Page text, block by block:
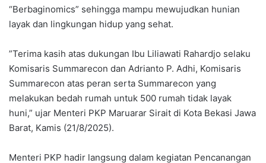
“Berbaginomics” sehingga mampu mewujudkan hunian
layak dan lingkungan hidup yang sehat.
‎”Terima kasih atas dukungan Ibu Liliawati Rahardjo selaku
Komisaris Summarecon dan Adrianto P. Adhi, Komisaris
Summarecon atas peran serta Summarecon yang
melakukan bedah rumah untuk 500 rumah tidak layak
huni,” ujar Menteri PKP Maruarar Sirait di Kota Bekasi Jawa
Barat, Kamis (21/8/2025).
‎Menteri PKP hadir langsung dalam kegiatan Pencanangan